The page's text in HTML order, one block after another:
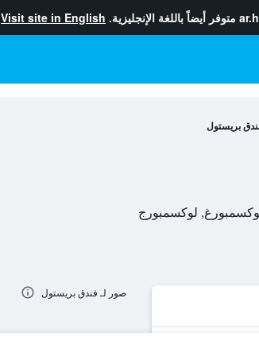
متوفر أيضاً باللغة الإنجليزية. Visit site in English
بريستول
صور لـ فندق بريستول